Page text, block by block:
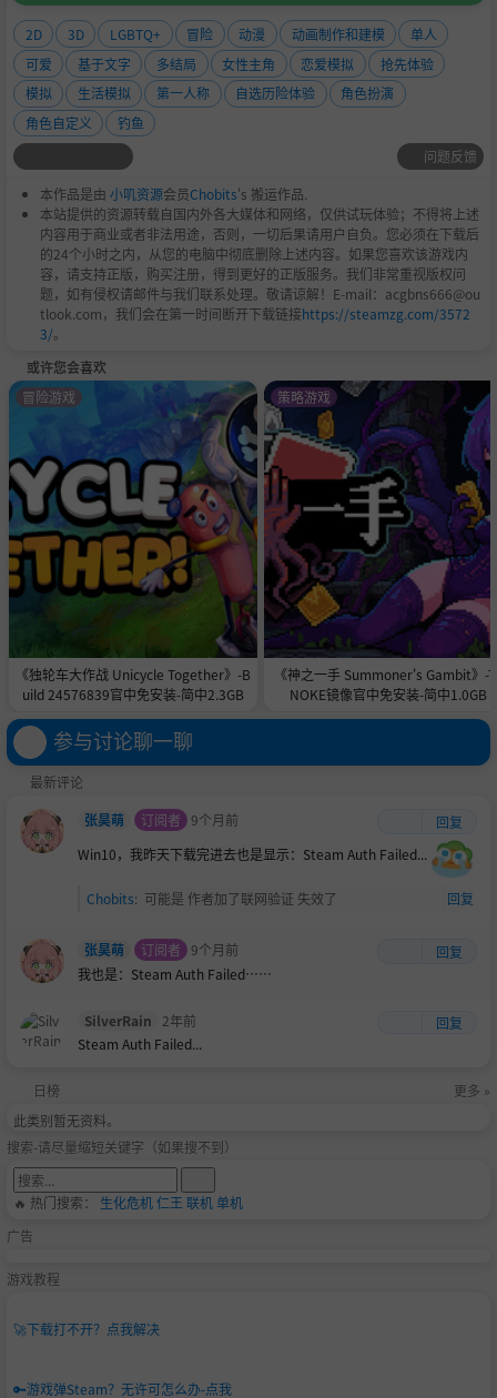
2D 3D LGBTQ+ 冒险 动漫 动画制作和建模
单人
可爱
基于文字 多结局 女性主角 恋爱模拟
抢先体验
模拟
生活模拟 第一人称 自选历险体验
角色扮演
角色自定义
钓鱼
问题反馈
本作品是由 小叽资源会员Chobits's 搬运作品.
本站提供的资源转载自国内外各大媒体和网络，仅供试玩体验；不得将上述
内容用于商业或者非法用途，否则，一切后果请用户自负。您必须在下载后
的24个小时之内，从您的电脑中彻底删除上述内容。如果您喜欢该游戏内
容，请支持正版，购买注册，得到更好的正版服务。我们非常重视版权问
题，如有侵权请邮件与我们联系处理。敬请谅解！E-mail：acgbns666@ou
tlook.com，我们会在第一时间断开下载链接https://steamzg.com/3572
3/。
或许您会喜欢
《独轮车大作战 Unicycle Together》-B
uild 24576839官中免安装-简中2.3GB
冒险游戏
《神之一手 Summoner's Gambit》-
NOKE镜像官中免安装-简中1.0GB
策略游戏
参与讨论聊一聊
最新评论
张昊萌
订阅者 9个月前
回复
Win10，我昨天下载完进去也是显示：Steam Auth Failed...
Chobits: 可能是 作者加了联网验证 失效了 回复
张昊萌 订阅者 9个月前
回复
我也是：Steam Auth Failed……
SilverRain 2年前
回复
Steam Auth Failed...
日榜
更多 »
此类别暂无资料。
搜索-请尽量缩短关键字（如果搜不到）
🔥 热门搜索： 生化危机仁王联机单机
广告
游戏教程
🚀下载打不开？点我解决
🔑游戏弹Steam？无许可怎么办-点我